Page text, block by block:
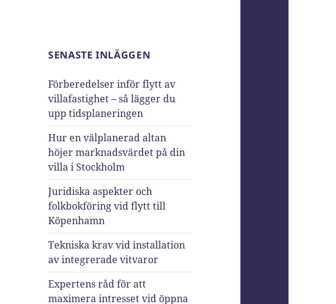
SENASTE INLÄGGEN
Förberedelser inför flytt av
villafastighet – så lägger du
upp tidsplaneringen
Hur en välplanerad altan
höjer marknadsvärdet på din
villa i Stockholm
Juridiska aspekter och
folkbokföring vid flytt till
Köpenhamn
Tekniska krav vid installation
av integrerade vitvaror
Expertens råd för att
maximera intresset vid öppna